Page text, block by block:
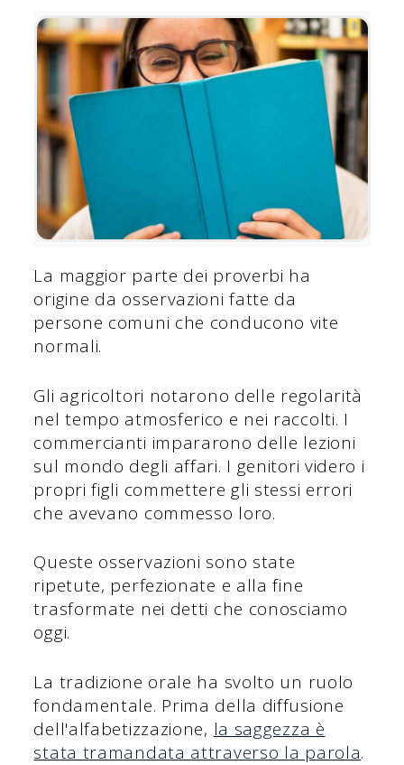
La maggior parte dei proverbi ha
origine da osservazioni fatte da
persone comuni che conducono vite
normali.
Gli agricoltori notarono delle regolarità
nel tempo atmosferico e nei raccolti. I
commercianti impararono delle lezioni
sul mondo degli affari. I genitori videro i
propri figli commettere gli stessi errori
che avevano commesso loro.
Queste osservazioni sono state
ripetute, perfezionate e alla fine
trasformate nei detti che conosciamo
oggi.
La tradizione orale ha svolto un ruolo
fondamentale. Prima della diffusione
dell'alfabetizzazione, la saggezza è
stata tramandata attraverso la parola.